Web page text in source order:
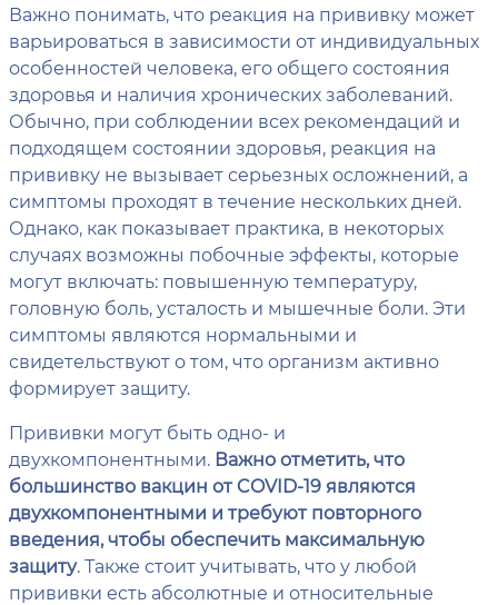
Важно понимать, что реакция на прививку может
варьироваться в зависимости от индивидуальных
особенностей человека, его общего состояния
здоровья и наличия хронических заболеваний.
Обычно, при соблюдении всех рекомендаций и
подходящем состоянии здоровья, реакция на
прививку не вызывает серьезных осложнений, а
симптомы проходят в течение нескольких дней.
Однако, как показывает практика, в некоторых
случаях возможны побочные эффекты, которые
могут включать: повышенную температуру,
головную боль, усталость и мышечные боли. Эти
симптомы являются нормальными и
свидетельствуют о том, что организм активно
формирует защиту.
Прививки могут быть одно- и
двухкомпонентными. Важно отметить, что
большинство вакцин от COVID-19 являются
двухкомпонентными и требуют повторного
введения, чтобы обеспечить максимальную
защиту. Также стоит учитывать, что у любой
прививки есть абсолютные и относительные